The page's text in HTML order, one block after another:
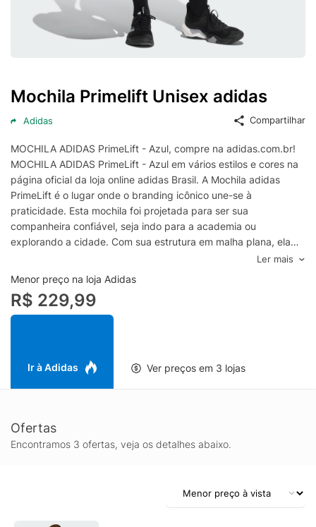
Mochila Primelift Unisex adidas
Adidas Compartilhar
MOCHILA ADIDAS PrimeLift - Azul, compre na adidas.com.br!
MOCHILA ADIDAS PrimeLift - Azul em vários estilos e cores na
página oficial da loja online adidas Brasil. A Mochila adidas
PrimeLift é o lugar onde o branding icônico une-se à
praticidade. Esta mochila foi projetada para ser sua
companheira confiável, seja indo para a academia ou
explorando a cidade. Com sua estrutura em malha plana, ela
oferece durabilidade e estilo em uma única peça. O bolso com
zíper frontal oferece acesso rápido aos itens essenciais,
enquanto o bolso lateral é adequado para a sua garrafa de
água. E a tecnologia? O compartimento para notebook mantém
seus dispositivos seguros e protegidos. Os cordões de
aconchegante e arrojada. O painel traseiro em malha elástica
Ler mais
Menor preço na loja Adidas
R$ 229,99
Ir à Adidas Ver preços em 3 lojas
Ofertas
Encontramos 3 ofertas, veja os detalhes abaixo.